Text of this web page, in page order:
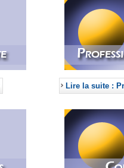
Lire la suite :